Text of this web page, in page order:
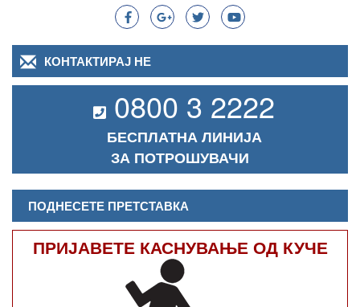
КОНТАКТИРАЈ НЕ
0800 3 2222
БЕСПЛАТНА ЛИНИЈА
ЗА ПОТРОШУВАЧИ
ПОДНЕСЕТЕ ПРЕТСТАВКА
ПРИЈАВЕТЕ КАСНУВАЊЕ ОД КУЧЕ